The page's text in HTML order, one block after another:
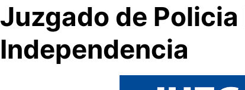
Juzgado de Policia
Independencia